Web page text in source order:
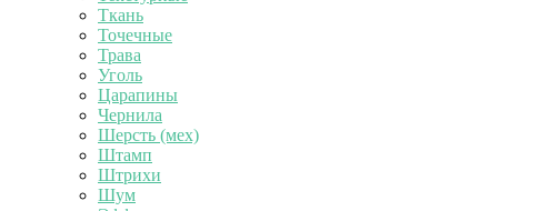
Ткань
Точечные
Трава
Уголь
Царапины
Чернила
Шерсть (мех)
Штамп
Штрихи
Шум